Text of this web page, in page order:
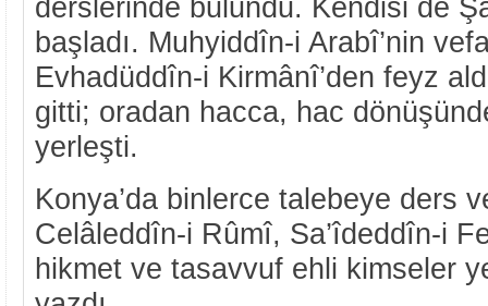
derslerinde bulundu. Kendisi de
başladı. Muhyiddîn-i Arabî’nin
Evhadüddîn-i Kirmânî’den feyz
gitti; oradan hacca, hac
yerleşti.
Konya’da binlerce talebeye ders
Celâleddîn-i Rûmî, Sa’îdeddîn-i
hikmet ve tasavvuf ehli kimseler